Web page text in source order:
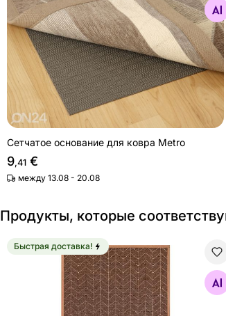
Найдите похожие
Сетчатое основание для ковра Metro
9,41 €
между 13.08 - 20.08
Продукты, которые
Ковер Narma smartWeave® Tali caramel
Найдите похожие
Быстрая доставка!